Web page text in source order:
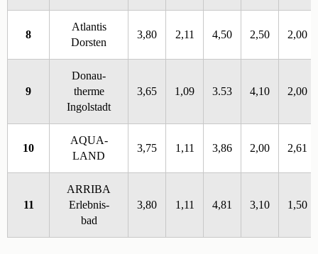
8
Atlantis
Dorsten
3,80 2,11 4,50 2,50 2,00
9
Donau-
therme
Ingolstadt
3,65 1,09 3.53 4,10 2,00
10
AQUA-
LAND
3,75 1,11 3,86 2,00 2,61
11
ARRIBA
Erlebnis-
bad
3,80 1,11 4,81 3,10 1,50